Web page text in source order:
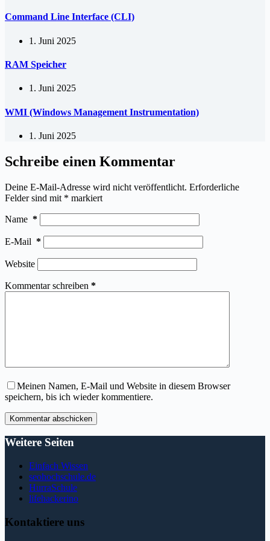
Command Line Interface (CLI)
1. Juni 2025
RAM Speicher
1. Juni 2025
WMI (Windows Management Instrumentation)
1. Juni 2025
Schreibe einen Kommentar
Deine E-Mail-Adresse wird nicht veröffentlicht. Erforderliche
Felder sind mit * markiert
Name *
E-Mail *
Website
Kommentar schreiben *
Meinen Namen, E-Mail und Website in diesem Browser
speichern, bis ich wieder kommentiere.
Kommentar abschicken
Weitere Seiten
Einfach Wissen
seohochschule.de
HurraSchule
lifehackerino
Kontaktiere uns